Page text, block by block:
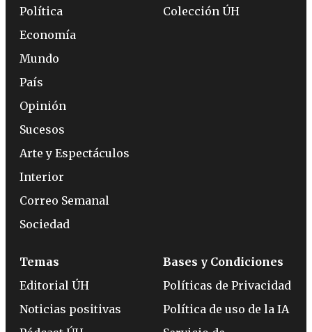
Política
Economía
Mundo
País
Opinión
Sucesos
Arte y Espectáculos
Interior
Correo Semanal
Sociedad
Colección ÚH
Temas
Editorial ÚH
Noticias positivas
Bases y Condiciones
Políticas de Privacidad
Política de uso de la IA